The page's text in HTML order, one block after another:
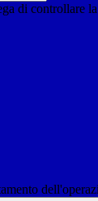
di controllare